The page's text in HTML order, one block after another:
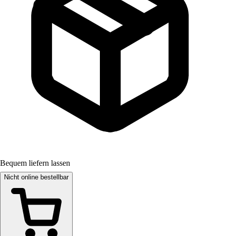
Bequem liefern lassen
Nicht online bestellbar